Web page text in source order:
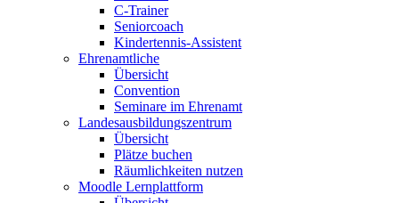
C-Trainer
Seniorcoach
Kindertennis-Assistent
Ehrenamtliche
Übersicht
Convention
Seminare im Ehrenamt
Landesausbildungszentrum
Übersicht
Plätze buchen
Räumlichkeiten nutzen
Moodle Lernplattform